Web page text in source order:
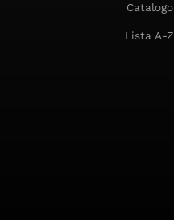
Catalogo
Lista A-Z